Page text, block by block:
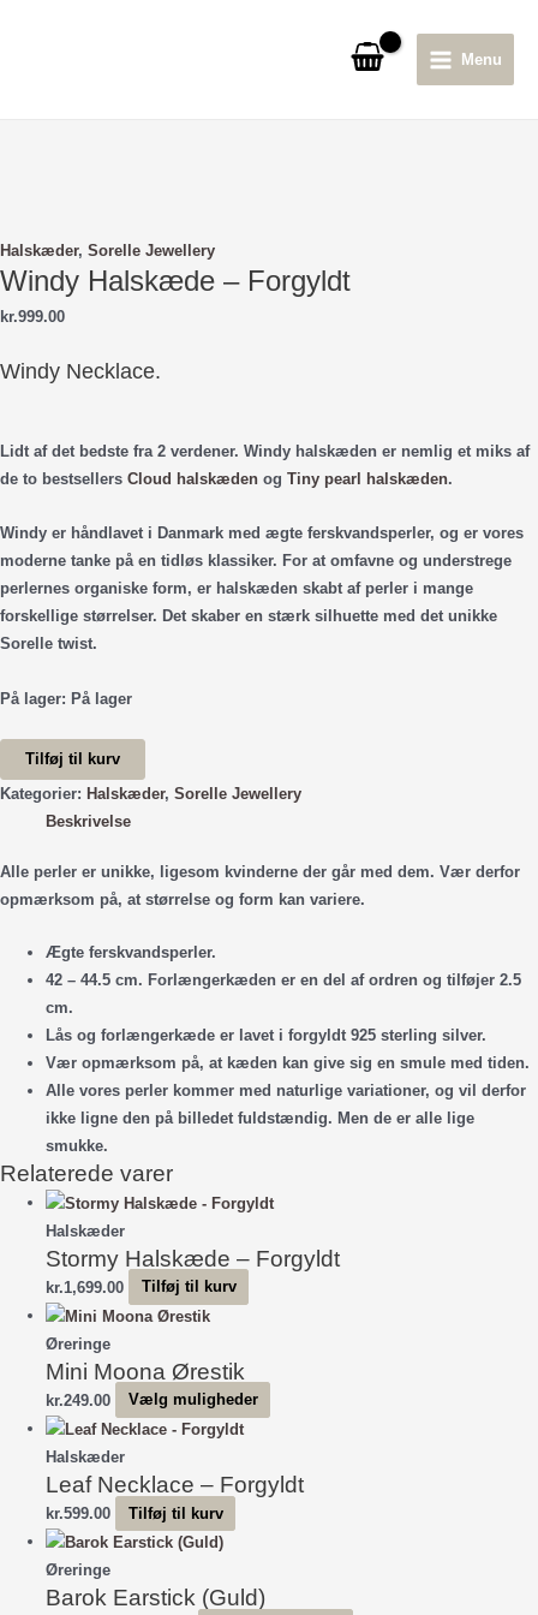
Menu
Halskæder, Sorelle Jewellery
Windy Halskæde – Forgyldt
kr.999.00
Windy Necklace.
Lidt af det bedste fra 2 verdener. Windy halskæden er nemlig et miks af
de to bestsellers Cloud halskæden og Tiny pearl halskæden.
Windy er håndlavet i Danmark med ægte ferskvandsperler, og er vores
moderne tanke på en tidløs klassiker. For at omfavne og understrege
perlernes organiske form, er halskæden skabt af perler i mange
forskellige størrelser. Det skaber en stærk silhuette med det unikke
Sorelle twist.
På lager: På lager
Windy
Halskæde
antal
Tilføj til kurv
Kategorier: Halskæder, Sorelle Jewellery
Beskrivelse
Alle perler er unikke, ligesom kvinderne der går med dem. Vær derfor
opmærksom på, at størrelse og form kan variere.
Ægte ferskvandsperler.
42 – 44.5 cm. Forlængerkæden er en del af ordren og tilføjer 2.5
cm.
Lås og forlængerkæde er lavet i forgyldt 925 sterling silver.
Vær opmærksom på, at kæden kan give sig en smule med tiden.
Alle vores perler kommer med naturlige variationer, og vil derfor
ikke ligne den på billedet fuldstændig. Men de er alle lige
smukke.
Relaterede varer
Halskæder
Stormy Halskæde – Forgyldt
kr.1,699.00 Tilføj til kurv
Øreringe
Mini Moona Ørestik
kr.249.00 Vælg muligheder
flere
Halskæder
Leaf Necklace – Forgyldt
kr.599.00 Tilføj til kurv
Øreringe
Barok Earstick (Guld)